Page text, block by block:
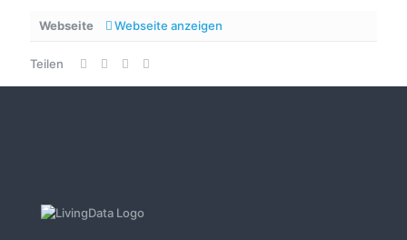
Webseite Webseite anzeigen
Teilen